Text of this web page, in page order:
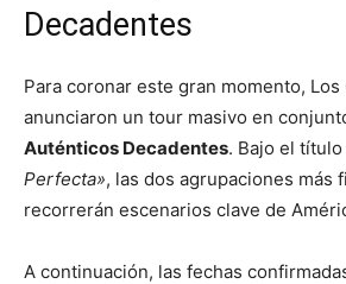
Decadentes
Para coronar este gran momento, Los
anunciaron un tour masivo en
Auténticos Decadentes. Bajo el título
Perfecta», las dos agrupaciones más
recorrerán escenarios clave de
A continuación, las fechas